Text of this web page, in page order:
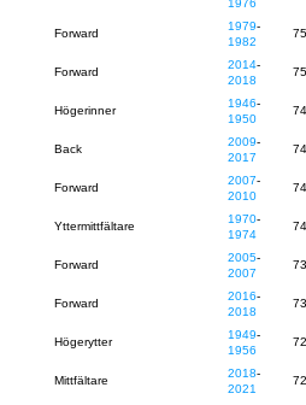
1976
Forward
1979-
1982
75
Forward
2014-
2018
75
Högerinner
1946-
1950
74
Back
2009-
2017
74
Forward
2007-
2010
74
Yttermittfältare
1970-
1974
74
Forward
2005-
2007
73
Forward
2016-
2018
73
Högerytter
1949-
1956
72
Mittfältare
2018-
2021
72